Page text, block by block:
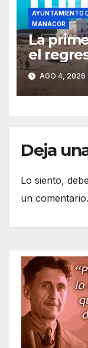
AYUNTAMIENTO
MANACOR
La
el
marcan
de
AGO 4, 2026
Deja
Lo siento,
un comentario.